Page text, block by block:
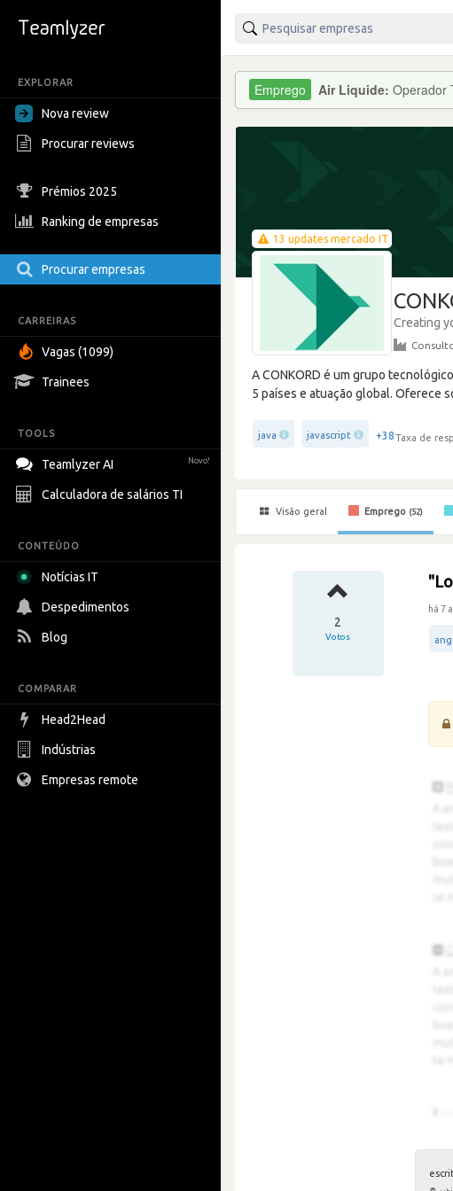
EXPLORAR
Nova review
Procurar reviews
Prémios 2025
Ranking de empresas
Procurar empresas
CARREIRAS
Vagas (1099)
Trainees
TOOLS
Teamlyzer AI Novo!
Calculadora de salários TI
CONTEÚDO
Notícias IT
Despedimentos
Blog
COMPARAR
Head2Head
Indústrias
Empresas remote
Air Liquide: Operador
13 updates mercado IT
Creating
A CONKORD é um grupo
5 países e atuação global. Oferece
java javascript +38Taxa de
Visão geral Emprego (52)
2
Votos
há 7